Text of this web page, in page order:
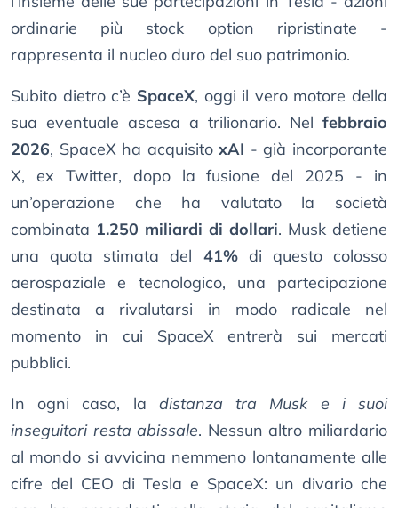
ordinarie più stock option ripristinate -
rappresenta il nucleo duro del suo patrimonio.
Subito dietro c’è SpaceX, oggi il vero motore della
sua eventuale ascesa a trilionario. Nel febbraio
2026, SpaceX ha acquisitoxAI - già incorporante
X, ex Twitter, dopo la fusione del 2025 - in
un’operazione che ha valutato la società
combinata 1.250 miliardi di dollari. Musk detiene
una quota stimata del 41%di questo colosso
aerospaziale e tecnologico, una partecipazione
destinata a rivalutarsi in modo radicale nel
momento in cui SpaceX entrerà sui mercati
pubblici.
In ogni caso, la distanza tra Musk e i suoi
inseguitori resta abissale. Nessun altro miliardario
al mondo si avvicina nemmeno lontanamente alle
cifre del CEO di Tesla e SpaceX: un divario che